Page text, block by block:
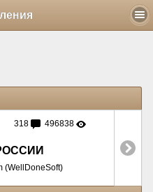
318 496838
(WellDoneSoft)